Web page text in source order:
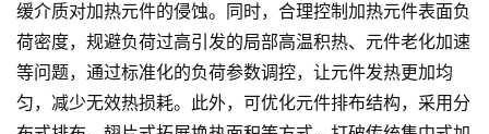
缓介质对加热元件的侵蚀。同时，合理控制加热元件表面负
荷密度，规避负荷过高引发的局部高温积热、元件老化加速
等问题，通过标准化的负荷参数调控，让元件发热更加均
匀，减少无效热损耗。此外，可优化元件排布结构，采用分